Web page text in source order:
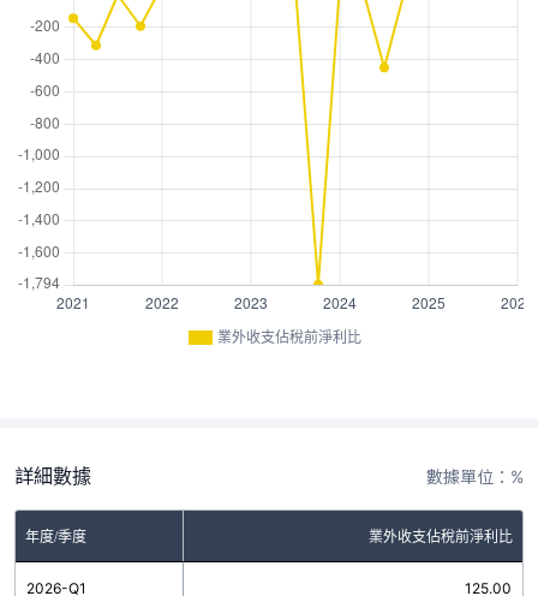
業外收支佔稅前淨利比
詳細數據 數據單位：%
年度/季度 業外收支佔稅前淨利比
2026-Q1 125.00